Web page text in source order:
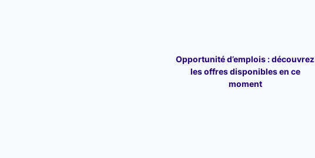
Opportunité d’emplois : découvrez
les offres disponibles en ce
moment